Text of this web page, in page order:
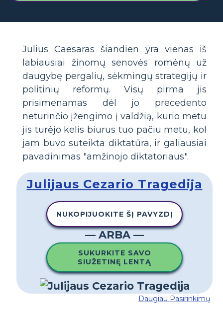
Julius Caesaras šiandien yra vienas iš
labiausiai žinomų senovės romėnų už
daugybę pergalių, sėkmingų strategijų ir
politinių reformų. Visų pirma jis
prisimenamas dėl jo precedento
neturinčio įžengimo į valdžią, kurio metu
jis turėjo kelis biurus tuo pačiu metu, kol
jam buvo suteikta diktatūra, ir galiausiai
pavadinimas "amžinojo diktatoriaus".
Julijaus Cezario Tragedija
NUKOPIJUOKITE ŠĮ PAVYZDĮ
— ARBA —
SUKURKITE SAVO
SIUŽETINĘ LENTĄ
Daugiau Pasirinkimų